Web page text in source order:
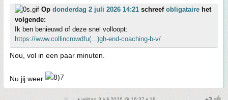
Op donderdag 2 juli 2026 14:21 schreef obligataire het
volgende:
Ik ben benieuwd of deze snel volloopt:
https://www.collincrowdfu(...)gh-end-coaching-b-v/
Nou, vol in een paar minuten.
Nu jij weer